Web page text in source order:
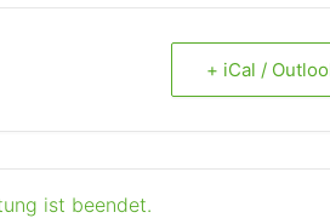
+ iCal /
ist beendet.